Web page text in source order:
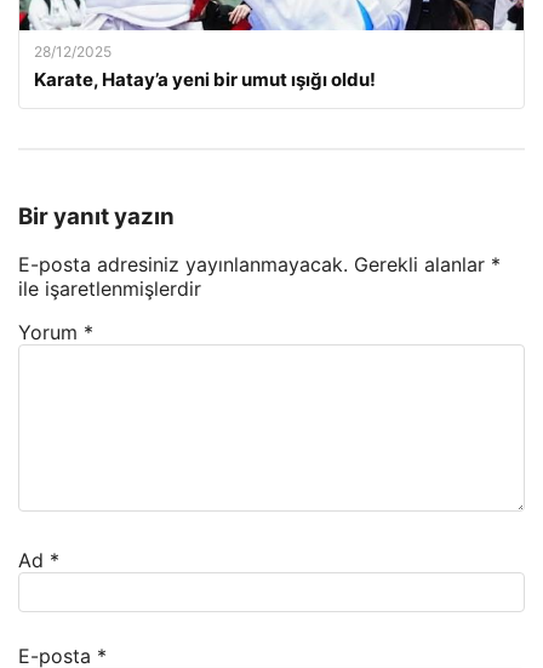
28/12/2025
Karate, Hatay’a yeni bir umut ışığı oldu!
Bir yanıt yazın
E-posta adresiniz yayınlanmayacak. Gerekli alanlar *
ile işaretlenmişlerdir
Yorum *
Ad *
E-posta *